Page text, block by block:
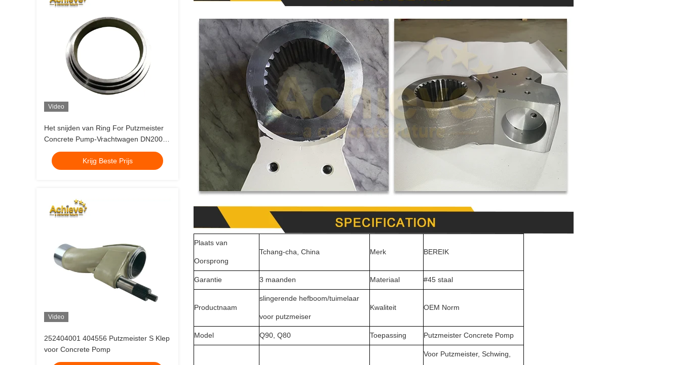
Video
Het snijden van Ring For Putzmeister
Concrete Pump-Vrachtwagen DN200
DN230 458878 494520
Krijg Beste Prijs
Video
252404001 404556 Putzmeister S Klep
voor Concrete Pomp
Plaats van
Oorsprong
Tchang-cha, China Merk BEREIK
Garantie 3 maanden Materiaal #45 staal
Productnaam
slingerende hefboom/tuimelaar
voor putzmeiser
Kwaliteit OEM Norm
Model Q90, Q80 Toepassing Putzmeister Concrete Pomp
Voor Putzmeister, Schwing,